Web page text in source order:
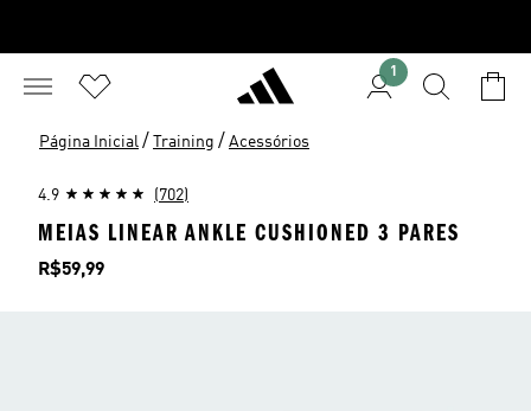
1
Página Inicial / Training / Acessórios
4.9 (702)
MEIAS LINEAR ANKLE CUSHIONED 3 PARES
Preço
R$59,99